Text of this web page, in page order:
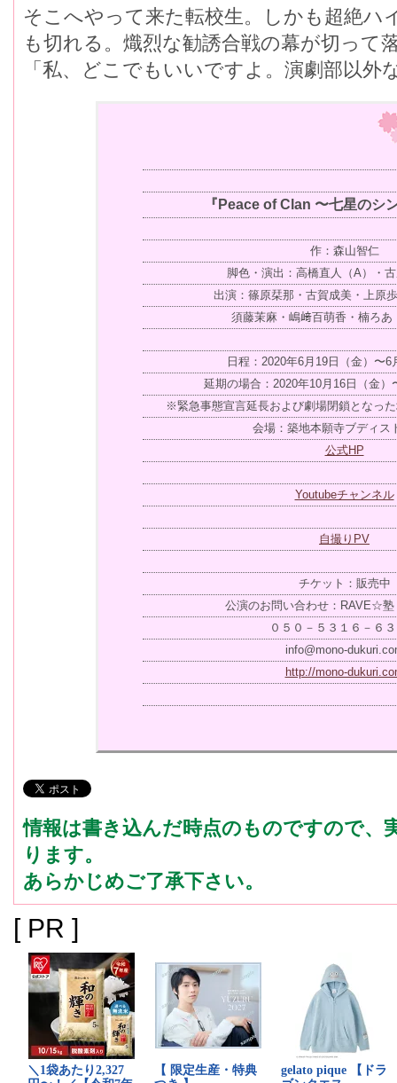
そこへやって来た転校生。しかも超絶ハ
も切れる。熾烈な勧誘合戦の幕が切って
「私、どこでもいいですよ。演劇部以外
『Peace of Clan 〜七星のシ
作：森山智仁
脚色・演出：高橋直人（A）・
出演：篠原栞那・古賀成美・上原
須藤茉麻・嶋﨑百萌香・楠ろ
日程：2020年6月19日（金）〜6
延期の場合：2020年10月16日（金）
※緊急事態宣言延長および劇場閉鎖となっ
会場：築地本願寺ブディス
公式HP
Youtubeチャンネル
自撮りPV
チケット：販売中
公演のお問い合わせ：RAVE☆
０５０－５３１６－６
info@mono-
http://mono-
情報は書き込んだ時点のものですので、
ります。
あらかじめご了承下さい。
[ PR ]